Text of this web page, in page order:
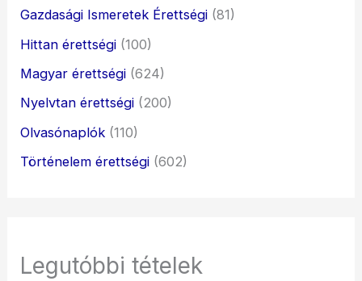
Gazdasági Ismeretek Érettségi (81)
Hittan érettségi (100)
Magyar érettségi (624)
Nyelvtan érettségi (200)
Olvasónaplók (110)
Történelem érettségi (602)
Legutóbbi tételek